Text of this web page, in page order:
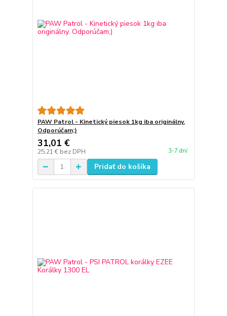
PAW Patrol - Kinetický piesok 1kg iba originálny.
Odporúčam;)
31,01 €
25,21 € bez DPH 3-7 dní
Pridať do košíka